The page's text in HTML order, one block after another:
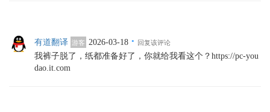
有道翻译 游客 2026-03-18 · 回复该评论
我裤子脱了，纸都准备好了，你就给我看这个？https://pc-you
dao.it.com